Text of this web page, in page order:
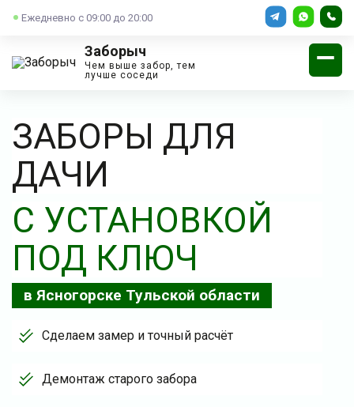
Ежедневно с 09:00 до 20:00
Заборыч
Чем выше забор, тем
лучше соседи
ЗАБОРЫ ДЛЯ
ДАЧИ
С УСТАНОВКОЙ
ПОД КЛЮЧ
в Ясногорске Тульской области
Сделаем замер и точный расчёт
Демонтаж старого забора